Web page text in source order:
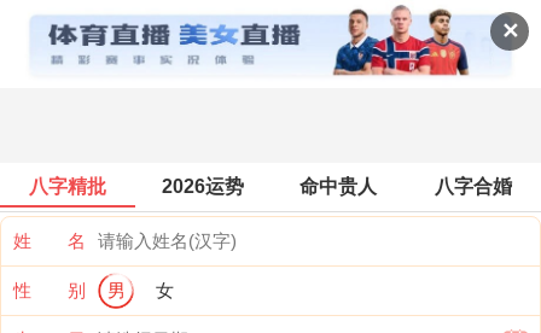
✕
全国天气
八字精批 2026运势 命中贵人 八字合婚
姓 名
性 别 男 女